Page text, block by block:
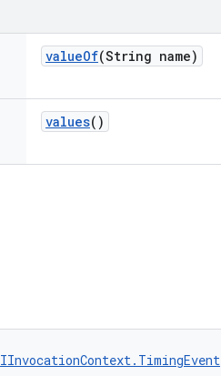
valueOf(String name)
values()
IInvocationContext.TimingEvent